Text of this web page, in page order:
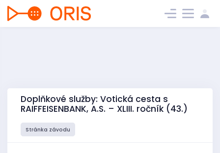
Doplňkové služby: Votická cesta s
RAIFFEISENBANK, A.S. – XLIII. ročník (43.)
Stránka závodu